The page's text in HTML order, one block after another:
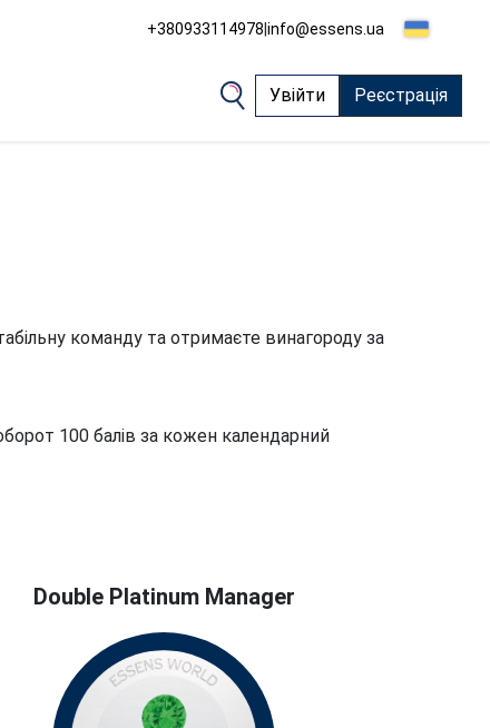
+380933114978|info@essens.ua
Увійти Реєстрація
команду та отримаєте винагороду за
100 балів за кожен календарний
Double Platinum Manager